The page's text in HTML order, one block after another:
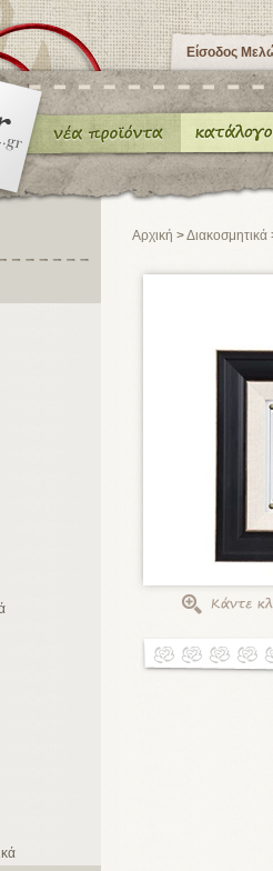
Είσοδος
Αρχική >Διακοσμητικά